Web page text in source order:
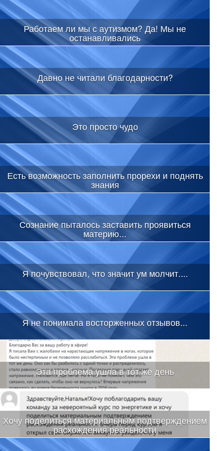
Работаем ли мы с аутизмом? Да! Мы не
останавливались
Давно не читали благодарности?
Это просто чудо
Есть возможность заполнить прорехи и поднять
знания
Сознание пыталось заставить проявиться
материю...
Я почувствовал, что значит ум молчит....
Я не понимала восторженных отзывов...
Эта проблема ушла в тот же день
Хочу поделиться материальным подтверждением
расхождения реальности